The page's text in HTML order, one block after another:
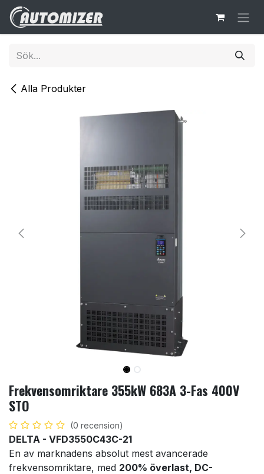
Hoppa till innehåll
Alla Produkter
Frekvensomriktare 355kW 683A 3-Fas 400V
STO
(0 recension)
DELTA - VFD3550C43C-21
En av marknadens absolut mest avancerade
frekvensomriktare, med 200% överlast, DC-